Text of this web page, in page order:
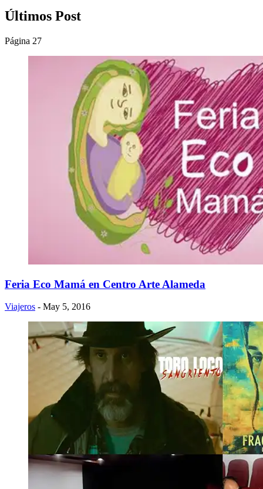
Últimos Post
Página 27
Feria Eco Mamá en Centro Arte Alameda
Viajeros - May 5, 2016